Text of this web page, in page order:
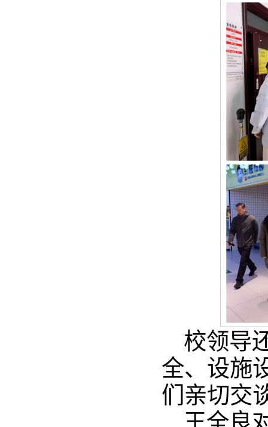
校领导
全、设施
们亲切交